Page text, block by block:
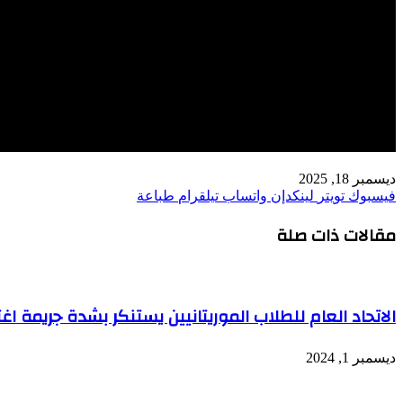
ديسمبر 18, 2025
فيسبوك تويتر لينكدإن واتساب تيلقرام طباعة
مقالات ذات صلة
الاتحاد العام للطلاب الموريتانيين يستنكر بشدة
ديسمبر 1, 2024